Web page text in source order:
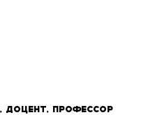
доцент, профессор